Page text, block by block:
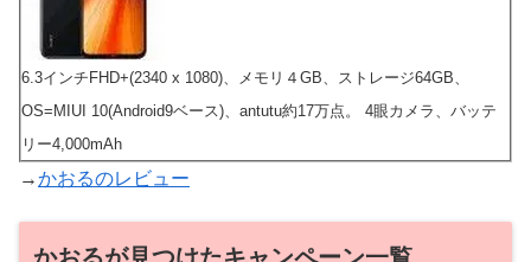
6.3インチFHD+(2340 x 1080)、メモリ４GB、ストレージ64GB、
OS=MIUI 10(Android9ベース)、antutu約17万点。 4眼カメラ、バッテ
リー4,000mAh
→かおるのレビュー